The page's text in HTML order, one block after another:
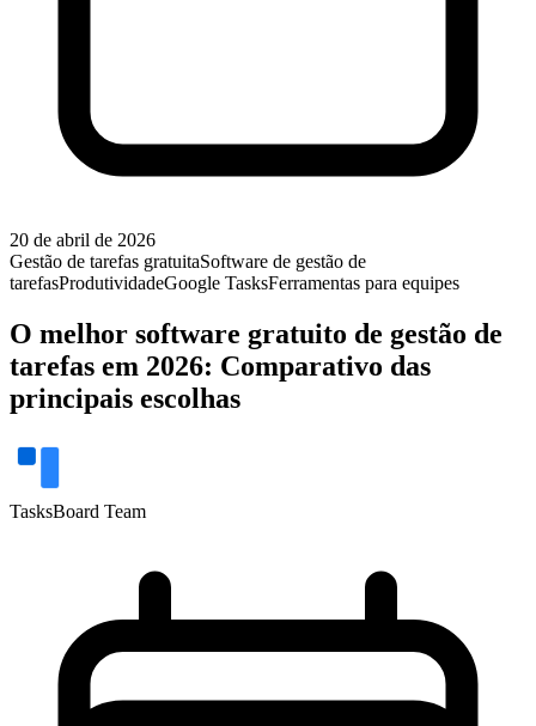
20 de abril de 2026
Gestão de tarefas gratuitaSoftware de gestão de
tarefasProdutividadeGoogle TasksFerramentas para equipes
O melhor software gratuito de gestão de
tarefas em 2026: Comparativo das
principais escolhas
TasksBoard Team